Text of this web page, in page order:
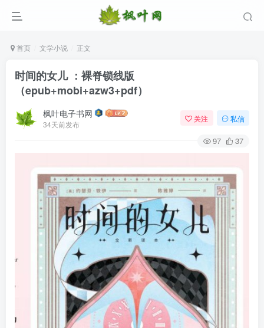
首页 文学小说 正文
时间的女儿 ：裸脊锁线版
（epub+mobi+azw3+pdf）
枫叶电子书网
34天前发布
关注 私信
97 37
登录
没有账号？立即注册
用户名/手机号/邮箱
登录密码
记住登录 找回密码 |免密登录
登录